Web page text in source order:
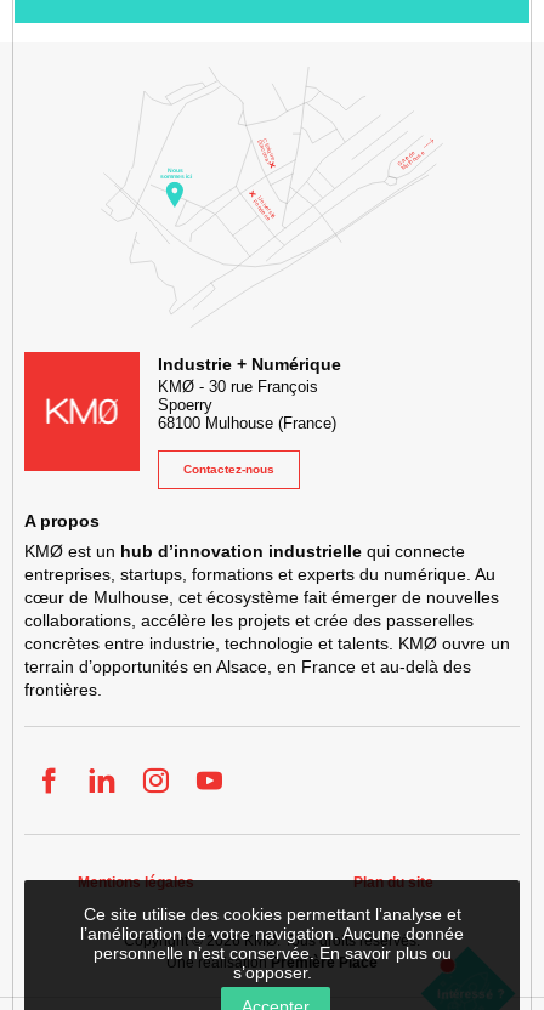
KMØ Hub d’innovation industrielle et lieu événementiel au cœur
Industrie + Numérique
KMØ- 30 rue François
Spoerry
68100 Mulhouse (France)
Contactez-nous
A propos
KMØ est un hub d’innovation industrielle qui connecte
entreprises, startups, formations et experts du numérique. Au
cœur de Mulhouse, cet écosystème fait émerger de nouvelles
collaborations, accélère les projets et crée des passerelles
concrètes entre industrie, technologie et talents. KMØ ouvre un
terrain d’opportunités en Alsace, en France et au-delà des
frontières.
Mentions légales Plan du site
Copyright © 2026KMØ. Tous droits réservés.
Une réalisation Première Place
Intéressé ?
S'implanter
Louer
une
Ce site utilise des cookies permettant l’analyse et
l’amélioration de votre navigation. Aucune donnée
personnelle n’est conservée. En savoir plus ou
s’opposer.